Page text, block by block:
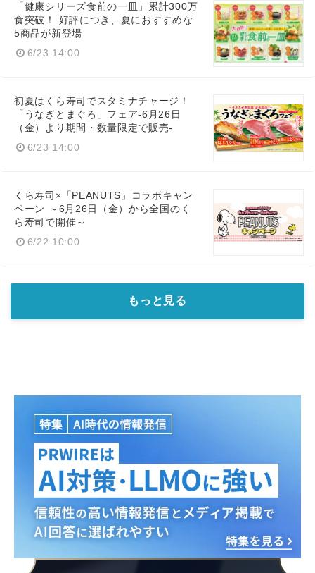
「健康シリーズ食前の一皿」累計300万
食突破！ 好評につき、夏におすすめな
5商品が新登場
6/23 14:00
初夏はくら寿司でスタミナチャージ！
「うなぎとまぐろ」フェア-6月26日
（金）より期間・数量限定で販売-
6/23 14:00
くら寿司×「PEANUTS」コラボキャン
ペーン ～6月26日（金）から全国のく
ら寿司で開催～
6/22 10:00
もっと見る